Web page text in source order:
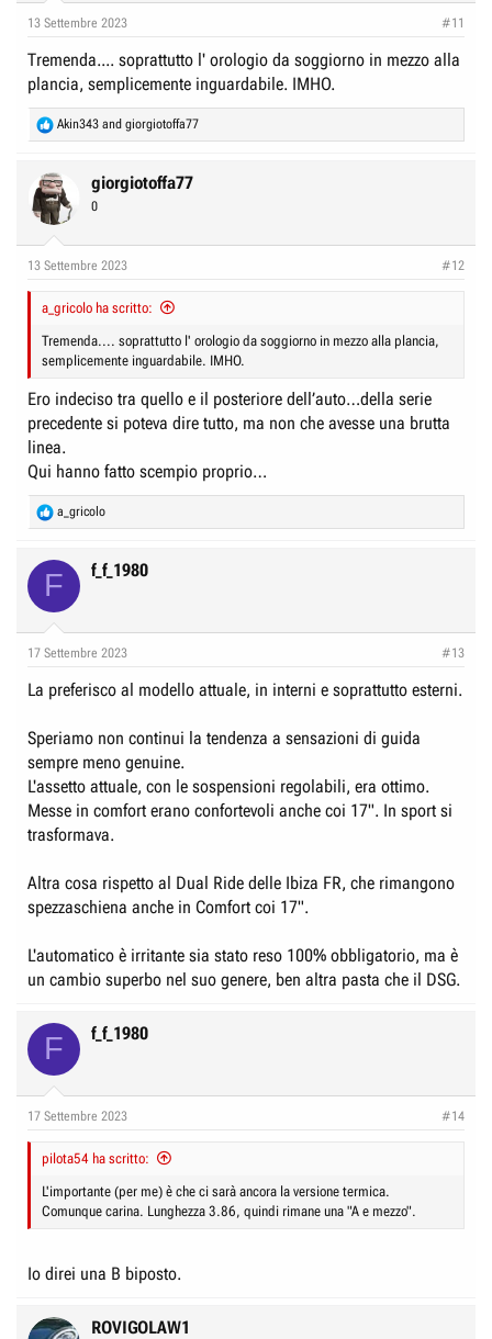
13 Settembre 2023 #11
Tremenda.... soprattutto l' orologio da soggiorno in mezzo alla
plancia, semplicemente inguardabile. IMHO.
R
e
c
t
i
s
Akin343 and giorgiotoffa77
giorgiotoffa77
0
13 Settembre 2023 #12
a_gricolo ha scritto:
Tremenda.... soprattutto l' orologio da soggiorno in mezzo alla plancia,
semplicemente inguardabile. IMHO.
Ero indeciso tra quello e il posteriore dell’auto…della serie
precedente si poteva dire tutto, ma non che avesse una brutta
linea.
Qui hanno fatto scempio proprio…
R
e
c
t
s
a_gricolo
F f_f_1980
17 Settembre 2023 #13
La preferisco al modello attuale, in interni e soprattutto esterni.
Speriamo non continui la tendenza a sensazioni di guida
sempre meno genuine.
L'assetto attuale, con le sospensioni regolabili, era ottimo.
Messe in comfort erano confortevoli anche coi 17". In sport si
trasformava.
Altra cosa rispetto al Dual Ride delle Ibiza FR, che rimangono
spezzaschiena anche in Comfort coi 17".
L'automatico è irritante sia stato reso 100% obbligatorio, ma è
un cambio superbo nel suo genere, ben altra pasta che il DSG.
F f_f_1980
17 Settembre 2023 #14
pilota54 ha scritto:
L'importante (per me) è che ci sarà ancora la versione termica.
Comunque carina. Lunghezza 3.86, quindi rimane una "A e mezzo".
Io direi una B biposto.
ROVIGOLAW1